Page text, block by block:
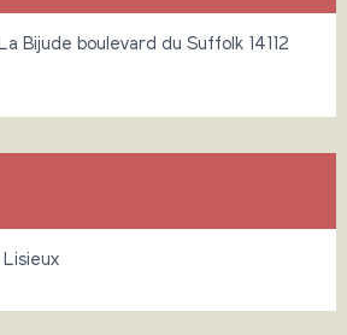
Bijude boulevard du Suffolk 14112